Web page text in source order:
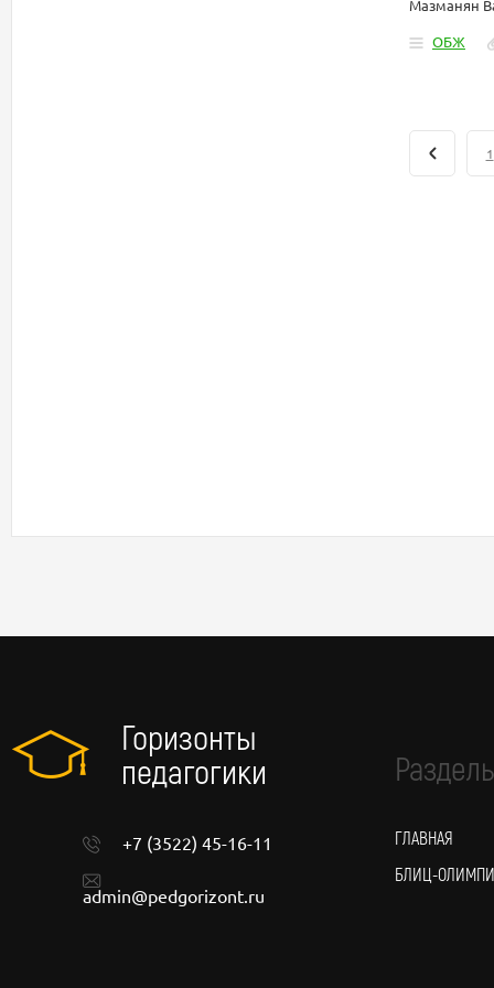
Мазманян
ОБЖ
1
Горизонты
педагогики
+7 (3522) 45-16-11
admin@pedgorizont.ru
ГЛАВНАЯ
БЛИЦ-